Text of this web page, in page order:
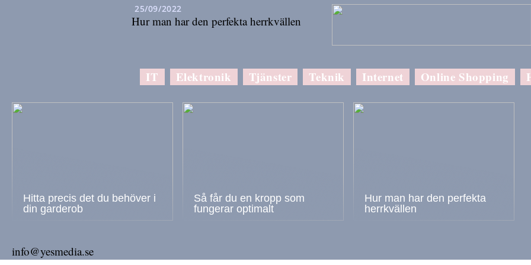
25/09/2022
Hur man har den perfekta herrkvällen
IT Elektronik Tjänster Teknik Internet Online Shopping
Hitta precis det du behöver i
din garderob
Så får du en kropp som
fungerar optimalt
Hur man har den perfekta
herrkvällen
info@yesmedia.se